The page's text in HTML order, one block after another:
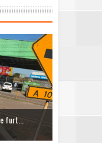
furt...